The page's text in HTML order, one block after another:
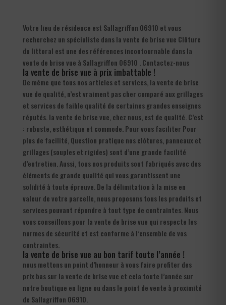
Votre lieu de résidence est Sallagriffon 06910 et vous
recherchez un spécialiste dans la vente de brise vue Clôture
du littoral est une des références incontournable dans la
vente de brise vue à Sallagriffon 06910 . Contactez-nous
la vente de brise vue à prix imbattable !
De même que tous nos articles et services, la vente de brise
vue de qualité, n’est vraiment pas cher comparé aux grillages
et services de faible qualité de certaines grandes enseignes
réputés. la vente de brise vue, chez nous, est de qualité. C’est
: robuste, esthétique et commode. Pour vous faciliter Pour
plus de facilité, Question pratique nos clôtures, panneaux et
grillages (souples et rigides) sont d’une grande facilité
d’entretien. Aussi, tous nos produits sont fabriqués avec des
éléments de grande qualité qui vous garantissent une
solidité à toute épreuve. De la délimitation à la mise en
valeur de votre parcelle, nous proposons tous les produits et
services pouvant répondre à tout type de contraintes. Nous
vous conseillons pour la vente de brise vue qui respecte les
normes de sécurité et est conforme à l’ensemble de vos
contraintes.
la vente de brise vue au bon tarif toute l’année !
nous mettons un point d’honneur à vous faire profiter des
prix bas sur la vente de brise vue et cela toute l’année sur
notre boutique en ligne ou dans le point de vente à proximité
de Sallagriffon 06910.